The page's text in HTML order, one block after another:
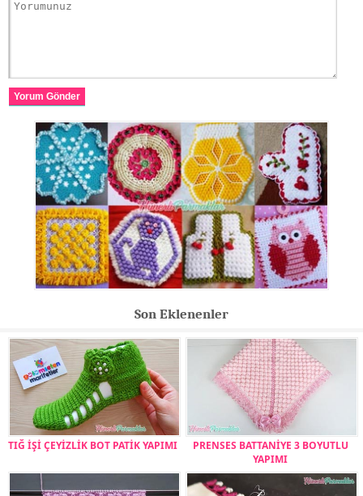
Yorum Gönder
Son Eklenenler
TIĞ İŞİ ÇEYİZLİK BOT PATİK YAPIMI
PRENSES BATTANİYE 3 BOYUTLU
YAPIMI